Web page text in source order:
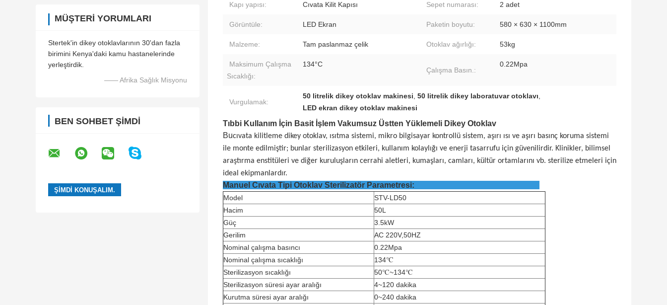
MÜŞTERI YORUMLARI
Stertek'in dikey otoklavlarının 30'dan fazla
birimini Kenya'daki kamu hastanelerinde
yerleştirdik.
—— Afrika Sağlık Misyonu
BEN SOHBET ŞIMDI
Kapı yapısı: Cıvata Kilit Kapısı Sepet numarası: 2 adet
Görüntüle: LED Ekran Paketin boyutu: 580 × 630 × 1100mm
Malzeme: Tam paslanmaz çelik Otoklav ağırlığı: 53kg
Maksimum Çalışma
Sıcaklığı:
134°C
Çalışma Basın.:
0.22Mpa
Vurgulamak:
50 litrelik dikey otoklav makinesi, 50 litrelik dikey laboratuvar otoklavı,
LED ekran dikey otoklav makinesi
Tıbbi Kullanım İçin Basit İşlem Vakumsuz Üstten Yüklemeli Dikey Otoklav
Bucıvata kilitleme dikey otoklav, ısıtma sistemi, mikro bilgisayar kontrollü sistem, aşırı ısı ve aşırı basınç koruma sistemi
ile monte edilmiştir; bunlar sterilizasyon etkileri, kullanım kolaylığı ve enerji tasarrufu için güvenilirdir. Klinikler, bilimsel
araştırma enstitüleri ve diğer kuruluşların cerrahi aletleri, kumaşları, camları, kültür ortamlarını vb. sterilize etmeleri için
ideal ekipmanlardır.
Manuel Cıvata Tipi Otoklav Sterilizatör Parametresi:
Model
STV-LD50
Hacim
50L
Güç
3.5kW
Gerilim
AC 220V,50HZ
Nominal çalışma basıncı
0.22Mpa
Nominal çalışma sıcaklığı
134℃
Sterilizasyon sıcaklığı
50℃~134℃
Sterilizasyon süresi ayar aralığı
4~120 dakika
Kurutma süresi ayar aralığı
0~240 dakika